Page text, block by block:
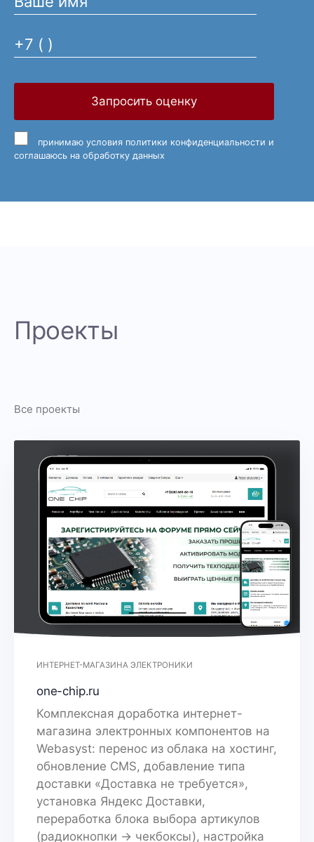
Запросить оценку
принимаю условия политики конфиденциальности и
соглашаюсь на обработку данных
Проекты
Все проекты
ИНТЕРНЕТ-МАГАЗИНА ЭЛЕКТРОНИКИ
one-chip.ru
Комплексная доработка интернет-
магазина электронных компонентов на
Webasyst: перенос из облака на хостинг,
обновление CMS, добавление типа
доставки «Доставка не требуется»,
установка Яндекс Доставки,
переработка блока выбора артикулов
(радиокнопки → чекбоксы), настройка